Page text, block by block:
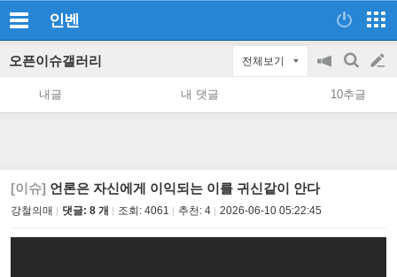
인벤
오픈이슈갤러리 전체보기
공
지
on/off
검
색
글
쓰
내글 내 댓글 10추글
[이슈] 언론은 자신에게 이익되는 이를 귀신같이 안다
강철의매 댓글: 8 개 조회: 4061 추천: 4 2026-06-10 05:22:45